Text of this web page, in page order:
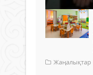
Жаңалықтар